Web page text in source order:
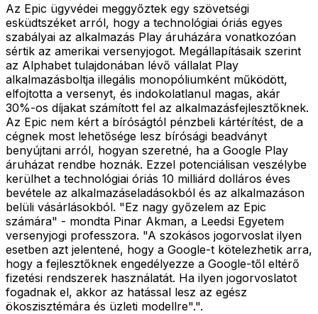
Az Epic ügyvédei meggyőztek egy szövetségi
esküdtszéket arról, hogy a technológiai óriás egyes
szabályai az alkalmazás Play áruházára vonatkozóan
sértik az amerikai versenyjogot. Megállapításaik szerint
az Alphabet tulajdonában lévő vállalat Play
alkalmazásboltja illegális monopóliumként működött,
elfojtotta a versenyt, és indokolatlanul magas, akár
30%-os díjakat számított fel az alkalmazásfejlesztőknek.
Az Epic nem kért a bíróságtól pénzbeli kártérítést, de a
cégnek most lehetősége lesz bírósági beadványt
benyújtani arról, hogyan szeretné, ha a Google Play
áruházat rendbe hoznák. Ezzel potenciálisan veszélybe
kerülhet a technológiai óriás 10 milliárd dolláros éves
bevétele az alkalmazáseladásokból és az alkalmazáson
belüli vásárlásokból. "Ez nagy győzelem az Epic
számára" - mondta Pinar Akman, a Leedsi Egyetem
versenyjogi professzora. "A szokásos jogorvoslat ilyen
esetben azt jelentené, hogy a Google-t kötelezhetik arra,
hogy a fejlesztőknek engedélyezze a Google-től eltérő
fizetési rendszerek használatát. Ha ilyen jogorvoslatot
fogadnak el, akkor az hatással lesz az egész
ökoszisztémára és üzleti modellre".".